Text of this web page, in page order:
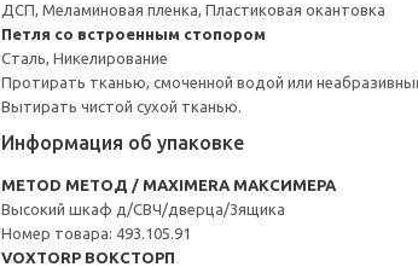
ДСП, Меламиновая пленка, Пластиковая окантовка
Петля со встроенным стопором
Сталь, Никелирование
Протирать тканью, смоченной водой или
Вытирать чистой сухой тканью.
Информация об упаковке
METOD МЕТОД / MAXIMERA МАКСИМЕРА
Высокий шкаф д/СВЧ/дверца/3ящика
Номер товара: 493.105.91
VOXTORP ВОКСТОРП